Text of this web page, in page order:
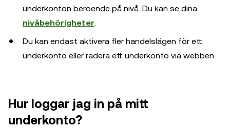
underkonton beroende på nivå. Du kan se dina
nivåbehörigheter.
Du kan endast aktivera fler handelslägen för ett
underkonto eller radera ett underkonto via webben.
Hur loggar jag in på mitt
underkonto?